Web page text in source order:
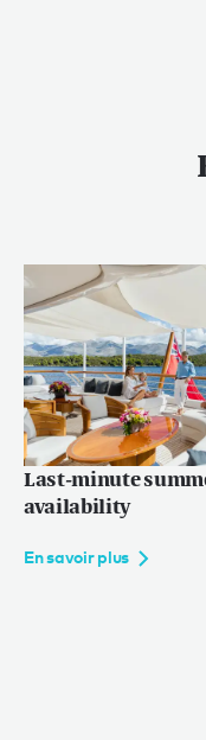
Last-minute
availability
En savoir plus